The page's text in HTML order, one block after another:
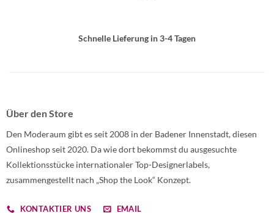
Schnelle Lieferung in 3-4 Tagen
Über den Store
Den Moderaum gibt es seit 2008 in der Badener Innenstadt, diesen
Onlineshop seit 2020. Da wie dort bekommst du ausgesuchte
Kollektionsstücke internationaler Top-Designerlabels,
zusammengestellt nach „Shop the Look“ Konzept.
KONTAKTIER UNS EMAIL